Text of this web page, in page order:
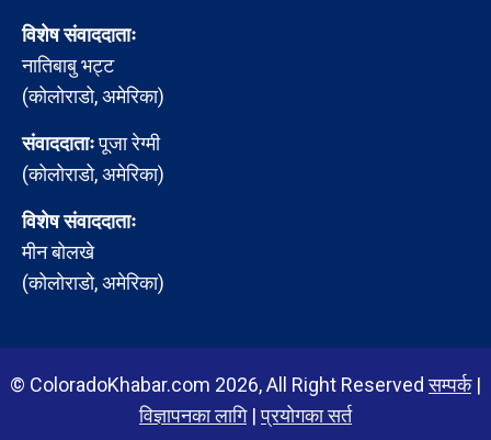
विशेष संवाददाताः
नातिबाबु भट्ट
(कोलोराडो, अमेरिका)
संवाददाताःपूजा रेग्मी
(कोलोराडो, अमेरिका)
विशेष संवाददाताः
मीन बोलखे
(कोलोराडो, अमेरिका)
© ColoradoKhabar.com 2026, All Right Reservedसम्पर्क|
विज्ञापनका लागि|प्रयोगका सर्त